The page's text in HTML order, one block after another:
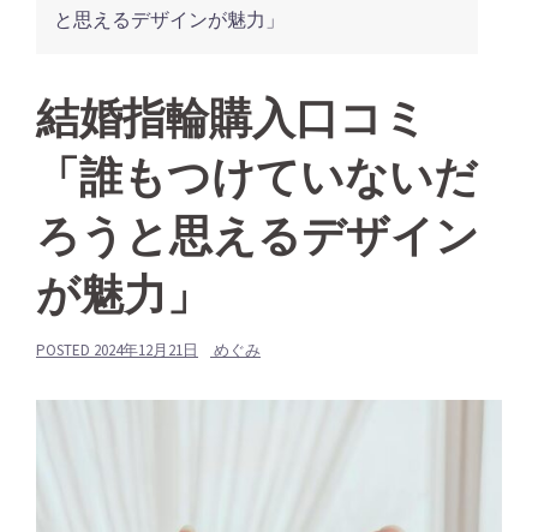
と思えるデザインが魅力」
結婚指輪購入口コミ
「誰もつけていないだ
ろうと思えるデザイン
が魅力」
POSTED 2024年12月21日 めぐみ